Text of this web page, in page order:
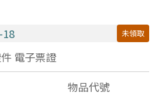
18 未領取
電子票證
物品代號